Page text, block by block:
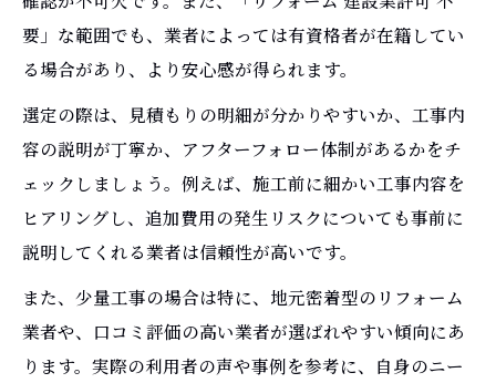
要」な範囲でも、業者によっては有資格者が在籍してい
る場合があり、より安心感が得られます。
選定の際は、見積もりの明細が分かりやすいか、工事内
容の説明が丁寧か、アフターフォロー体制があるかをチ
ェックしましょう。例えば、施工前に細かい工事内容を
ヒアリングし、追加費用の発生リスクについても事前に
説明してくれる業者は信頼性が高いです。
また、少量工事の場合は特に、地元密着型のリフォーム
業者や、口コミ評価の高い業者が選ばれやすい傾向にあ
ります。実際の利用者の声や事例を参考に、自身のニー